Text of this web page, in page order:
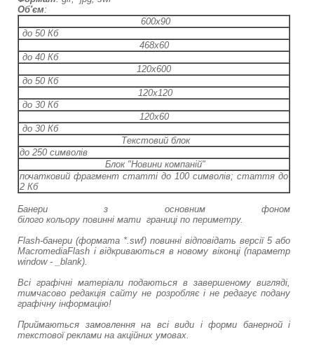
Об'єм:
600x90
до 50 Кб
468x60
до 40 Кб
120x600
до 50 Кб
120x120
до 30 Кб
120x60
до 30 Кб
Текстовий блок
до 250 символів
Блок "Новини компаній"
початковий фрагмент статті до 100 символів; стаття до
2 Кб
Банери з основним фоном
білого кольору повинні мати границі по периметру.
Flash-банери (формата *.swf) повинні відповідать версії 5 або
MacromediaFlash і відкриваються в новому віконці (параметр
window - _blank).
Всі графічні матеріали подаються в завершеному вигляді,
тимчасово редакція сайту не розробляє і не редагує подану
графічну інформацію!
Приймаються замовлення на всі види і форми банерной і
текстової реклами на акційних умовах.